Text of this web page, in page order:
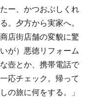
ー、かつおぶしくれ
。夕方から実家へ。
店街店舗の変貌に驚
が）悪徳リフォーム
壺とか、携帯電話で
応チェック。帰って
の旅に何をする。」